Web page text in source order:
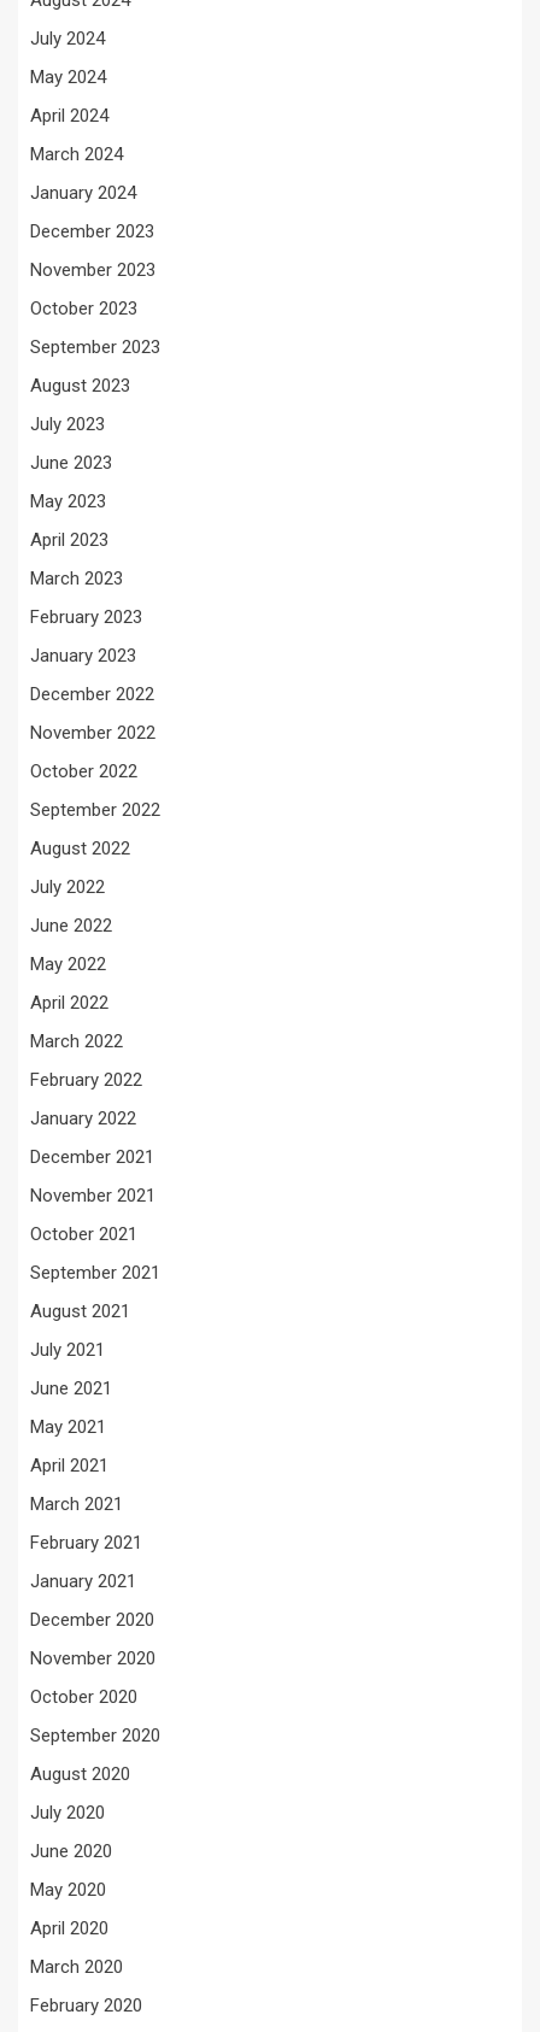
July 2024
May 2024
April 2024
March 2024
January 2024
December 2023
November 2023
October 2023
September 2023
August 2023
July 2023
June 2023
May 2023
April 2023
March 2023
February 2023
January 2023
December 2022
November 2022
October 2022
September 2022
August 2022
July 2022
June 2022
May 2022
April 2022
March 2022
February 2022
January 2022
December 2021
November 2021
October 2021
September 2021
August 2021
July 2021
June 2021
May 2021
April 2021
March 2021
February 2021
January 2021
December 2020
November 2020
October 2020
September 2020
August 2020
July 2020
June 2020
May 2020
April 2020
March 2020
February 2020